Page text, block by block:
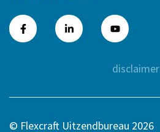
disclaimer
© Flexcraft Uitzendbureau 2026